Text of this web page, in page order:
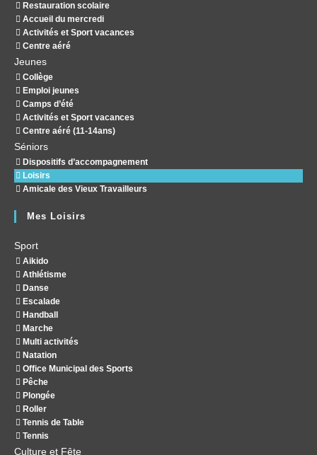
Restauration scolaire
Accueil du mercredi
Activités et Sport vacances
Centre aéré
Jeunes
Collège
Emploi jeunes
Camps d’été
Activités et Sport vacances
Centre aéré (11-14ans)
Séniors
Dispositifs d’accompagnement
Loisirs
Amicale des Vieux Travailleurs
Mes Loisirs
Sport
Aikido
Athlétisme
Danse
Escalade
Handball
Marche
Multi activités
Natation
Office Municipal des Sports
Pêche
Plongée
Roller
Tennis de Table
Tennis
Culture et Fête